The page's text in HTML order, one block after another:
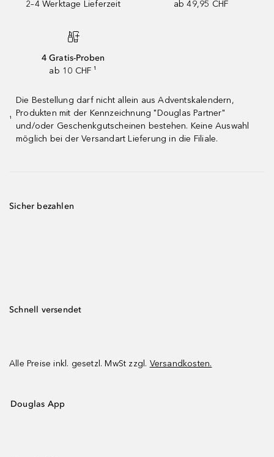
2–4 Werktage Lieferzeit ab 49,95 CHF
4 Gratis-Proben
ab 10 CHF ¹
¹
Die Bestellung darf nicht allein aus Adventskalendern,
Produkten mit der Kennzeichnung "Douglas Partner"
und/oder Geschenkgutscheinen bestehen. Keine Auswahl
möglich bei der Versandart Lieferung in die Filiale.
Sicher bezahlen
Schnell versendet
Alle Preise inkl. gesetzl. MwSt zzgl. Versandkosten.
Douglas App